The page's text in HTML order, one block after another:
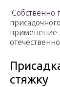
Собственно
применение
стяжку